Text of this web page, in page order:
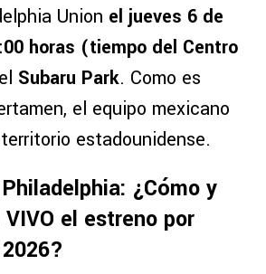
Union el jueves 6 de
horas (tiempo del Centro
Subaru Park. Como es
el equipo mexicano
estadounidense.
¿Cómo y
el estreno por